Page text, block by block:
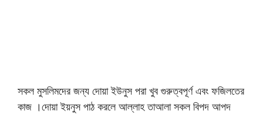
সকল মুসলিমদের জন্য দোয়া ইউনুস পরা খুব গুরুত্বপূর্ণ এবং ফজিলতের
কাজ ।দোয়া ইয়নুস পাঠ করলে আল্লাহ তাআলা সকল বিপদ আপদ